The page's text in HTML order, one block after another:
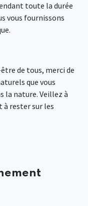
toute la durée
vous fournissons
de tous, merci de
que vous
la nature. Veillez à
à rester sur les